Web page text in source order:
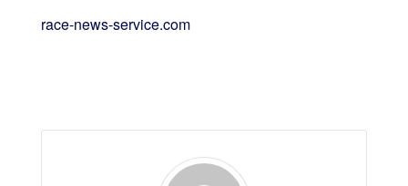
race-news-service.com